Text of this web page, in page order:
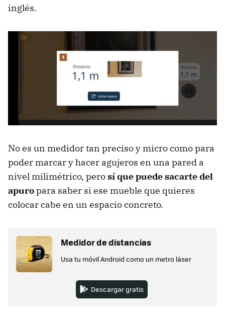
inglés.
No es un medidor tan preciso y micro como para
poder marcar y hacer agujeros en una pared a
nivel milimétrico, perosí que puede sacarte del
apuropara saber si ese mueble que quieres
colocar cabe en un espacio concreto.
Medidor de distancias
Usa tu móvil Android como un metro láser
Descargar gratis